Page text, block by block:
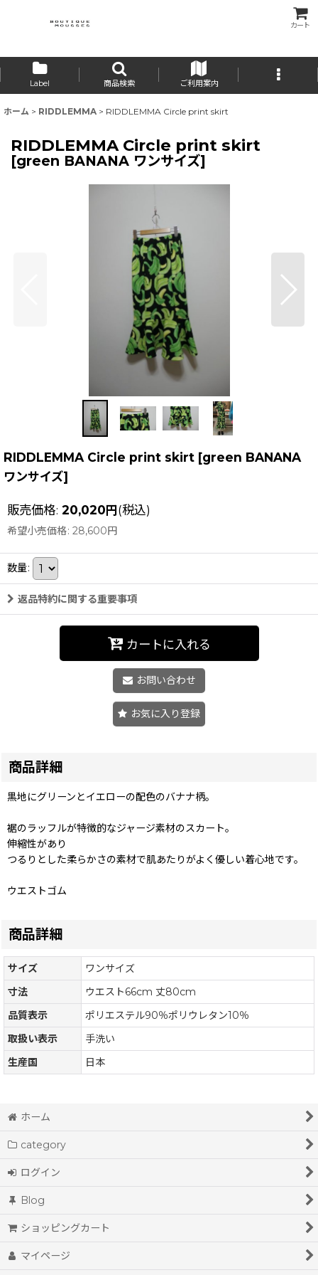
カート
Label 商品検索 ご利用案内
ホーム > RIDDLEMMA > RIDDLEMMA Circle print skirt
RIDDLEMMA Circle print skirt
[green BANANA ワンサイズ]
RIDDLEMMA Circle print skirt [green BANANA
ワンサイズ]
販売価格: 20,020円(税込)
希望小売価格: 28,600円
数量:
返品特約に関する重要事項
カートに入れる
お問い合わせ
お気に入り登録
商品詳細
黒地にグリーンとイエローの配色のバナナ柄。
裾のラッフルが特徴的なジャージ素材のスカート。
伸縮性があり
つるりとした柔らかさの素材で肌あたりがよく優しい着心地です。
ウエストゴム
商品詳細
サイズ
ワンサイズ
寸法
ウエスト66cm 丈80cm
品質表示
ポリエステル90％ポリウレタン10％
取扱い表示
手洗い
生産国
日本
ホーム
category
ログイン
Blog
ショッピングカート
マイページ